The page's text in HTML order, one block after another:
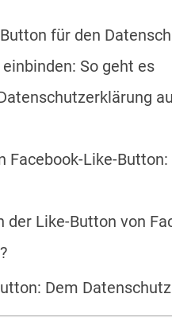
für den
So geht es
Facebook-Like-
der Like-Button von
Dem